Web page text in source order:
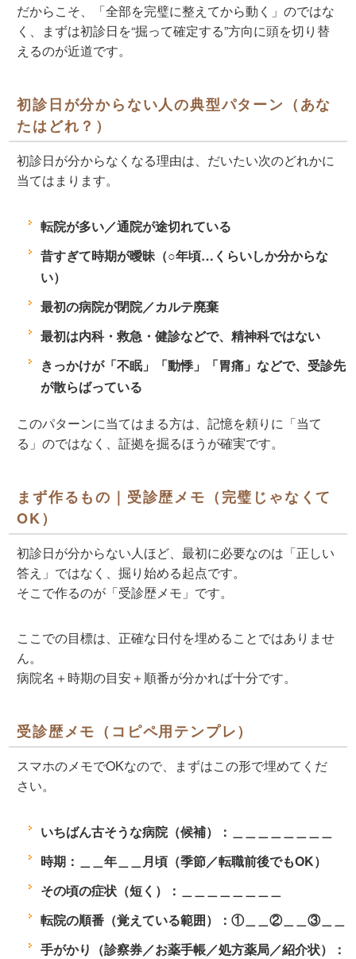
だからこそ、「全部を完璧に整えてから動く」のではな
く、まずは初診日を“掘って確定する”方向に頭を切り替
えるのが近道です。
初診日が分からない人の典型パターン（あな
たはどれ？）
初診日が分からなくなる理由は、だいたい次のどれかに
当てはまります。
転院が多い／通院が途切れている
昔すぎて時期が曖昧（○年頃…くらいしか分からな
い）
最初の病院が閉院／カルテ廃棄
最初は内科・救急・健診などで、精神科ではない
きっかけが「不眠」「動悸」「胃痛」などで、受診先
が散らばっている
このパターンに当てはまる方は、記憶を頼りに「当て
る」のではなく、証拠を掘るほうが確実です。
まず作るもの｜受診歴メモ（完璧じゃなくて
OK）
初診日が分からない人ほど、最初に必要なのは「正しい
答え」ではなく、掘り始める起点です。
そこで作るのが「受診歴メモ」です。
ここでの目標は、正確な日付を埋めることではありませ
ん。
病院名＋時期の目安＋順番が分かれば十分です。
受診歴メモ（コピペ用テンプレ）
スマホのメモでOKなので、まずはこの形で埋めてくだ
さい。
いちばん古そうな病院（候補）：＿＿＿＿＿＿＿＿
時期：＿＿年＿＿月頃（季節／転職前後でもOK）
その頃の症状（短く）：＿＿＿＿＿＿＿＿
転院の順番（覚えている範囲）：①＿＿②＿＿③＿＿
手がかり（診察券／お薬手帳／処方薬局／紹介状）：